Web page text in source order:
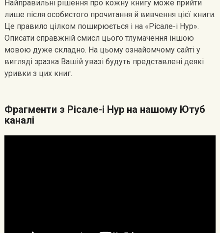
Найправильні рішення про кожну книгу може прийти
лише після особистого прочитання й вивчення цієї книги.
Це правило цілком поширюється і на «Рісале-і Нур».
Описати справжній смисл цього тлумачення іншою
мовою дуже складно. На цьому ознайомчому сайті у
вигляді зразка Вашій увазі будуть представлені деякі
уривки з цих книг.
Фрагменти з Рісале-і Нур на нашому Ютуб
каналі